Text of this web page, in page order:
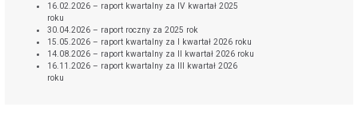
16.02.2026 – raport kwartalny za IV kwartał 2025
roku
30.04.2026 – raport roczny za 2025 rok
15.05.2026 – raport kwartalny za I kwartał 2026 roku
14.08.2026 – raport kwartalny za II kwartał 2026 roku
16.11.2026 – raport kwartalny za III kwartał 2026
roku